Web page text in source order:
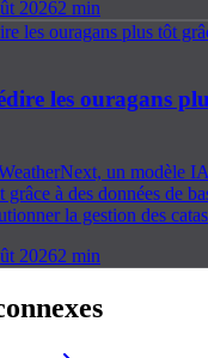
20262 min
les ouragans
un modèle
grâce à des données de
la gestion des
20262 min